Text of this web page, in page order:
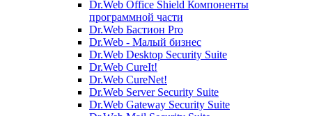
Dr.Web Office Shield Компоненты
программной части
Dr.Web Бастион Pro
Dr.Web - Малый бизнес
Dr.Web Desktop Security Suite
Dr.Web CureIt!
Dr.Web CureNet!
Dr.Web Server Security Suite
Dr.Web Gateway Security Suite